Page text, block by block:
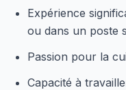
Expérience
ou dans un poste
Passion pour la
Capacité à